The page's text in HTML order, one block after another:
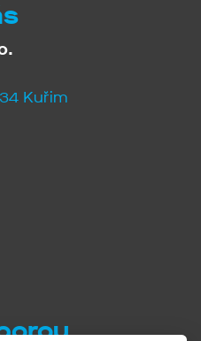
Kuřim